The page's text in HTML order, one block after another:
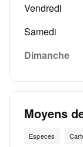
Vendredi
Samedi
Dimanche
Moyens
Especes